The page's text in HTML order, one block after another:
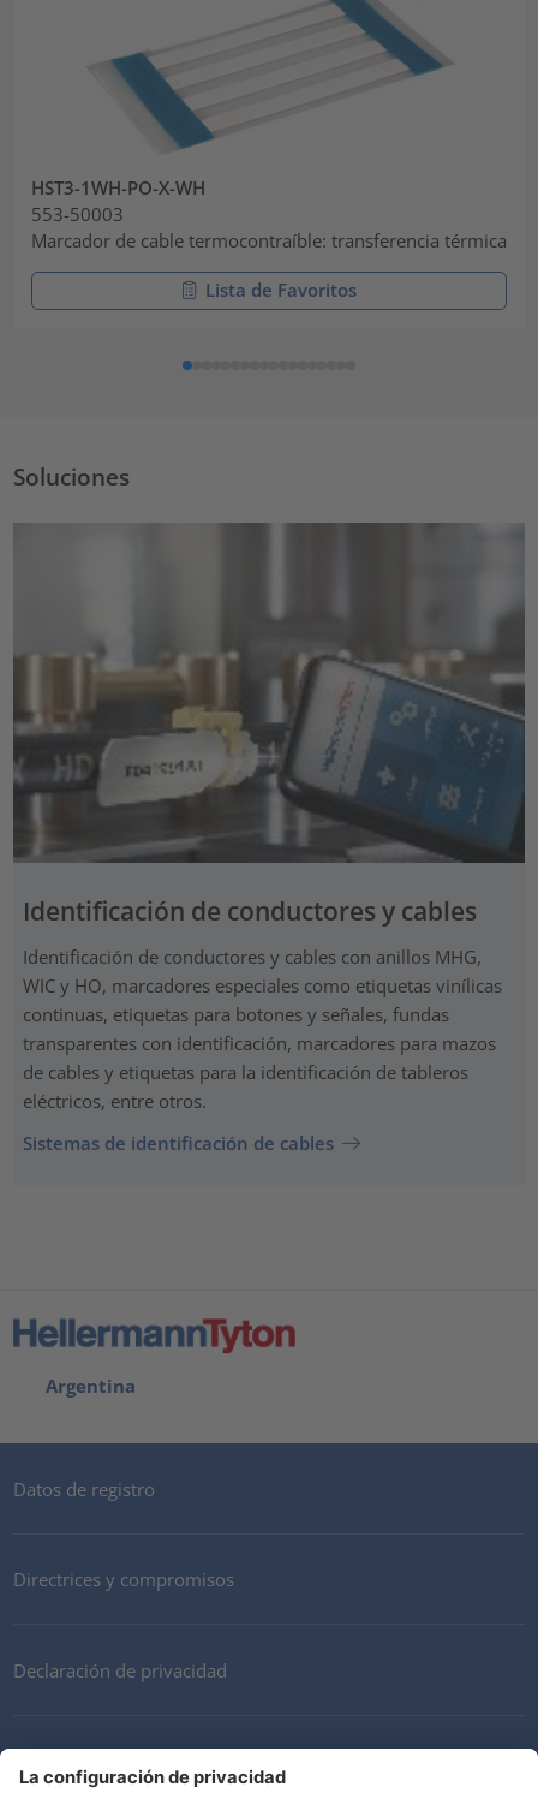
HST3-1WH-PO-X-WH
553-50003
Marcador de cable termocontraíble: transferencia térmica
Lista de Favoritos
Soluciones
Identificación de conductores y cables
Identificación de conductores y cables con anillos MHG,
WIC y HO, marcadores especiales como etiquetas vinílicas
continuas, etiquetas para botones y señales, fundas
transparentes con identificación, marcadores para mazos
de cables y etiquetas para la identificación de tableros
eléctricos, entre otros.
Sistemas de identificación de cables
Argentina
Datos de registro
Directrices y compromisos
Declaración de privacidad